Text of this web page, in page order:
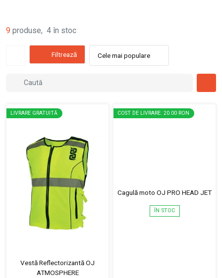
9 produse, 4 în stoc
Filtrează Cele mai populare
LIVRARE GRATUITĂ
Vestă Reflectorizantă OJ
ATMOSPHERE
COST DE LIVRARE: 20.00 RON
Cagulă moto OJ PRO HEAD JET
ÎN STOC